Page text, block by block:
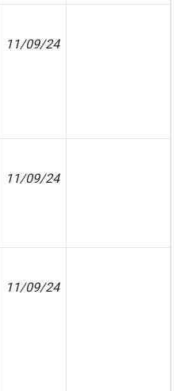
11/09/24
11/09/24
11/09/24